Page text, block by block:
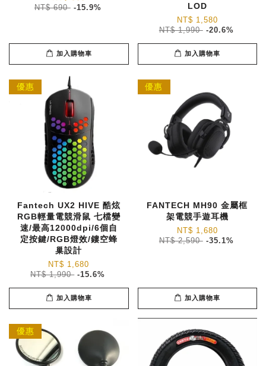
NT$ 690 -15.9%
加入購物車
LOD
NT$ 1,580
NT$ 1,990 -20.6%
加入購物車
優惠
Fantech UX2 HIVE 酷炫
RGB輕量電競滑鼠 七檔變
速/最高12000dpi/6個自
定按鍵/RGB燈效/鏤空蜂
巢設計
NT$ 1,680
NT$ 1,990 -15.6%
加入購物車
優惠
FANTECH MH90 金屬框
架電競手遊耳機
NT$ 1,680
NT$ 2,590 -35.1%
加入購物車
優惠